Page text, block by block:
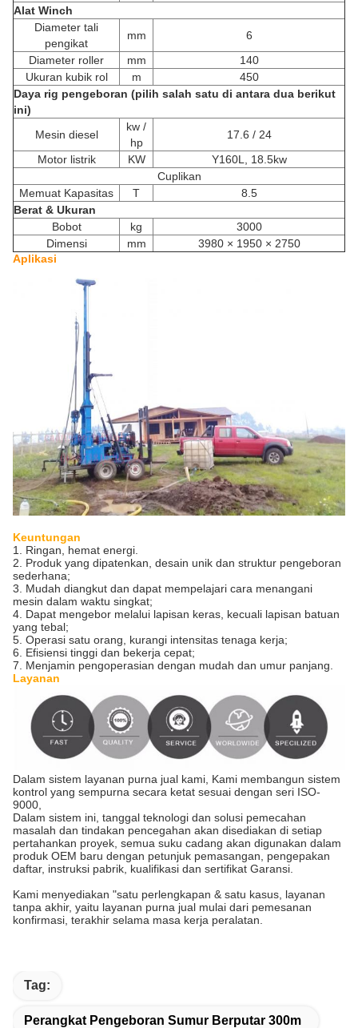
Alat Winch
Diameter tali
pengikat
mm
6
Diameter roller
mm
140
Ukuran kubik rol
m
450
Daya rig pengeboran (pilih salah satu di antara dua berikut
ini)
Mesin diesel
kw /
hp
17.6 / 24
Motor listrik
KW
Y160L, 18.5kw
Cuplikan
Memuat Kapasitas
T
8.5
Berat & Ukuran
Bobot
kg
3000
Dimensi
mm
3980 × 1950 × 2750
Aplikasi
Keuntungan
1. Ringan, hemat energi.
2. Produk yang dipatenkan, desain unik dan struktur pengeboran
sederhana;
3. Mudah diangkut dan dapat mempelajari cara menangani
mesin dalam waktu singkat;
4. Dapat mengebor melalui lapisan keras, kecuali lapisan batuan
yang tebal;
5. Operasi satu orang, kurangi intensitas tenaga kerja;
6. Efisiensi tinggi dan bekerja cepat;
7. Menjamin pengoperasian dengan mudah dan umur panjang.
Layanan
Dalam sistem layanan purna jual kami, Kami membangun sistem
kontrol yang sempurna secara ketat sesuai dengan seri ISO-
9000,
Dalam sistem ini, tanggal teknologi dan solusi pemecahan
masalah dan tindakan pencegahan akan disediakan di setiap
pertahankan proyek, semua suku cadang akan digunakan dalam
produk OEM baru dengan petunjuk pemasangan, pengepakan
daftar, instruksi pabrik, kualifikasi dan sertifikat Garansi.
Kami menyediakan "satu perlengkapan & satu kasus, layanan
tanpa akhir, yaitu layanan purna jual mulai dari pemesanan
konfirmasi, terakhir selama masa kerja peralatan.
Tag:
Perangkat Pengeboran Sumur Berputar 300m